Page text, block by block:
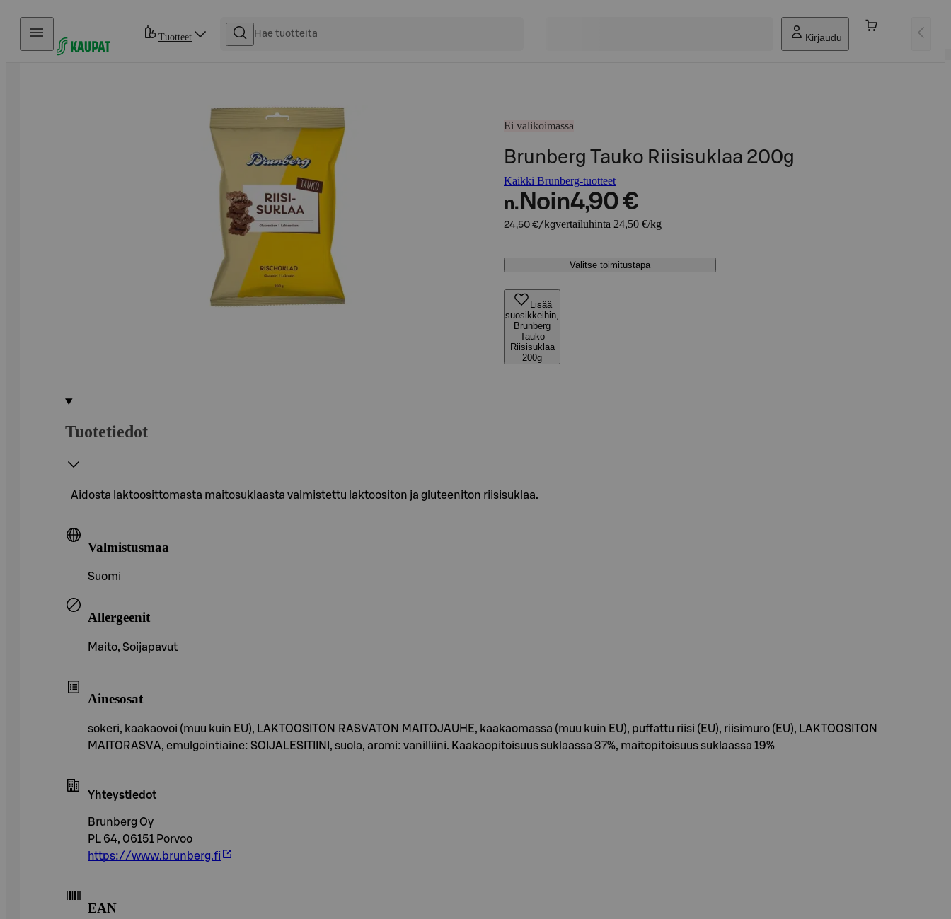
Hyppää sisältöön
Tuotteet Kirjaudu
Ei valikoimassa
Brunberg Tauko Riisisuklaa 200g
Kaikki Brunberg-tuotteet
n. Noin4,90 €
24,50 €/kgvertailuhinta 24,50 €/kg
Valitse toimitustapa
Lisää
suosikkeihin,
Brunberg
Tauko
Riisisuklaa
200g
Tuotetiedot
Aidosta laktoosittomasta maitosuklaasta valmistettu laktoositon ja gluteeniton riisisuklaa.
Valmistusmaa
Suomi
Allergeenit
Maito, Soijapavut
Ainesosat
sokeri, kaakaovoi (muu kuin EU), LAKTOOSITON RASVATON MAITOJAUHE, kaakaomassa (muu kuin EU), puffattu riisi (EU), riisimuro (EU), LAKTOOSITON
MAITORASVA, emulgointiaine: SOIJALESITIINI, suola, aromi: vanilliini. Kaakaopitoisuus suklaassa 37%, maitopitoisuus suklaassa 19%
Yhteystiedot
Brunberg Oy
PL 64, 06151 Porvoo
https://www.brunberg.fi
EAN